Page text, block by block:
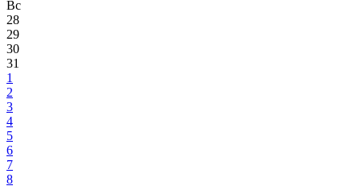
Вс
28
29
30
31
1
2
3
4
5
6
7
8